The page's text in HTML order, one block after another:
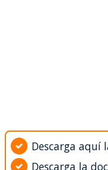
Descarga aquí
Descarga la